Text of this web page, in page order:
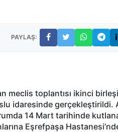
PAYLAŞ:
meclis toplantısı ikinci
idaresinde gerçekleştirildi.
14 Mart tarihinde
Eşrefpaşa